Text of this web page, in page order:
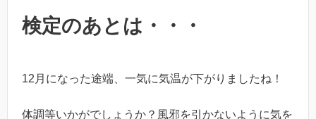
検定のあとは・・・
12月になった途端、一気に気温が下がりましたね！
体調等いかがでしょうか？風邪を引かないように気を